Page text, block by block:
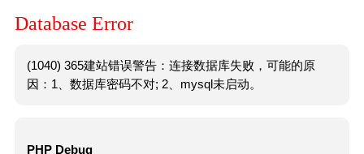
Database Error
(1040) 365建站错误警告：连接数据库失败，可能的原
因：1、数据库密码不对; 2、mysql未启动。
PHP Debug